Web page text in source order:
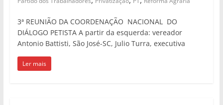
3ª REUNIÃO DA COORDENAÇÃO NACIONAL DO
DIÁLOGO PETISTA A partir da esquerda: vereador
Antonio Battisti, São José-SC, Julio Turra, executiva
Ler mais